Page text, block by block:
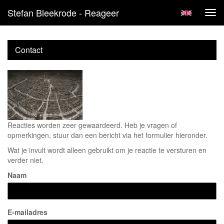
Stefan Bleekrode - Reageer
Contact
Reacties worden zeer gewaardeerd. Heb je vragen of
opmerkingen, stuur dan een bericht via het formulier hieronder.
Wat je invult wordt alleen gebruikt om je reactie te versturen en
verder niet.
Naam
E-mailadres